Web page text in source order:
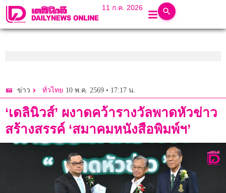
11 ก.ค. 2026
ข่าว ทั่วไทย 10 พ.ค. 2569 • 17:17 น.
‘เดลินิวส์’ ผงาดคว้ารางวัลพาดหัวข่าว
สร้างสรรค์ ‘สมาคมหนังสือพิมพ์ฯ’